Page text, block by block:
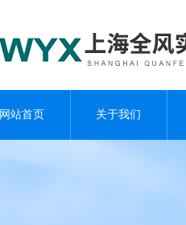
网站首页 关于我们